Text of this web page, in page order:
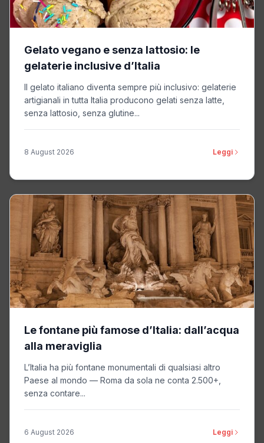
Gelato vegano e senza lattosio: le
gelaterie inclusive d’Italia
Il gelato italiano diventa sempre più inclusivo: gelaterie
artigianali in tutta Italia producono gelati senza latte,
senza lattosio, senza glutine...
8 August 2026 Leggi
Le fontane più famose d’Italia: dall’acqua
alla meraviglia
L’Italia ha più fontane monumentali di qualsiasi altro
Paese al mondo — Roma da sola ne conta 2.500+,
senza contare...
6 August 2026 Leggi